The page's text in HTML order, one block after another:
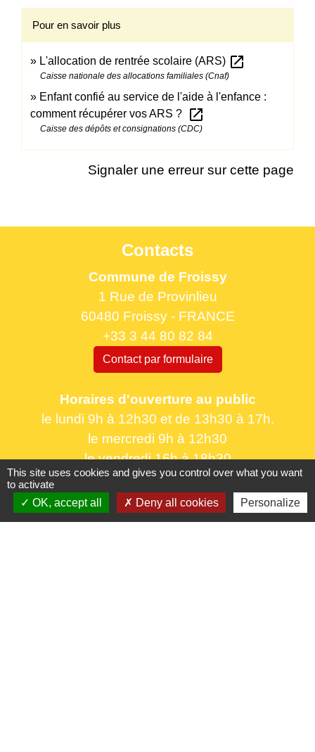
Pour en savoir plus
L'allocation de rentrée scolaire (ARS) open_in_new
Caisse nationale des allocations familiales (Cnaf)
Enfant confié au service de l'aide à l'enfance :
comment récupérer vos ARS ?
open_in_new
Caisse des dépôts et consignations (CDC)
Signaler une erreur sur cette page
Contacts
Commune de Froissy
1 Rue de Provinlieu
60480 Froissy - FRANCE
+33 3 44 80 82 84
Contact par formulaire
Horaires d'ouverture au public
le lundi 9h à 12h30 et de 13h30 à 17h.
le mercredi 9h à 12h30
le vendredi 16h à 18h30
This site uses cookies and gives you control over what you want
to activate
OK, accept all
Deny all cookies Personalize